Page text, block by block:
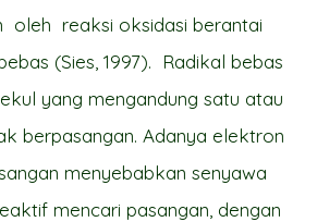
oleh reaksi oksidasi berantai
(Sies, 1997). Radikal bebas
yang mengandung satu atau
berpasangan. Adanya elektron
menyebabkan senyawa
mencari pasangan, dengan